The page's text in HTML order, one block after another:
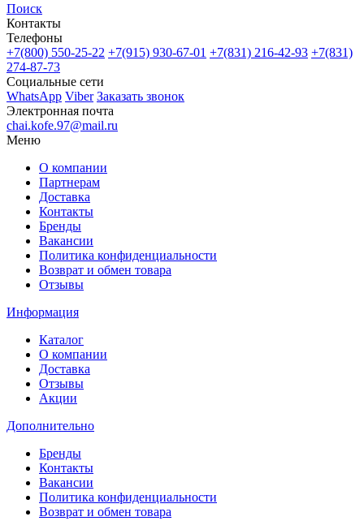
Поиск
Контакты
Телефоны
+7(800) 550-25-22 +7(915) 930-67-01 +7(831) 216-42-93 +7(831)
274-87-73
Социальные сети
WhatsApp Viber Заказать звонок
Электронная почта
chai.kofe.97@mail.ru
Меню
О компании
Партнерам
Доставка
Контакты
Бренды
Вакансии
Политика конфиденциальности
Возврат и обмен товара
Отзывы
Информация
Каталог
О компании
Доставка
Отзывы
Акции
Дополнительно
Бренды
Контакты
Вакансии
Политика конфиденциальности
Возврат и обмен товара